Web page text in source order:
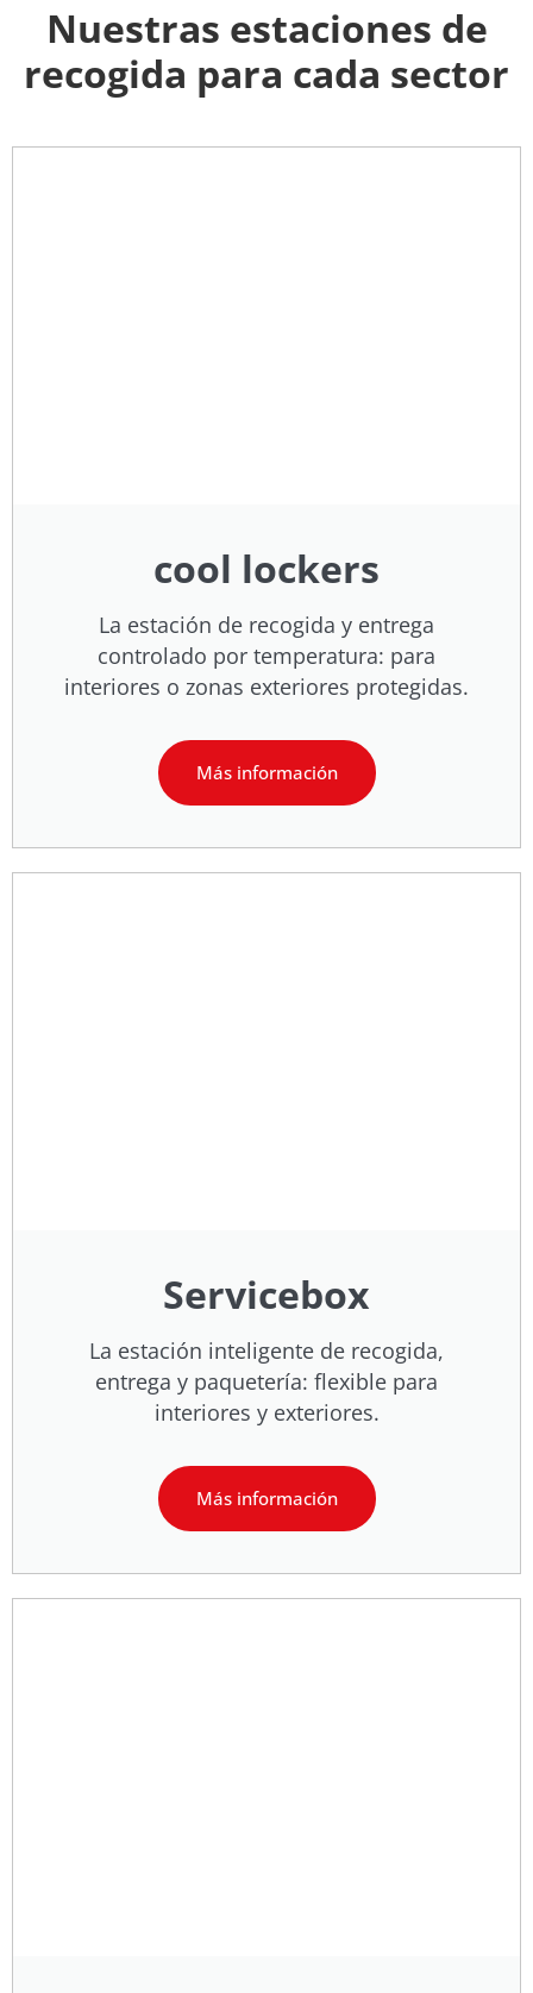
Nuestras estaciones de
recogida para cada sector
cool lockers
La estación de recogida y entrega
controlado por temperatura: para
interiores o zonas exteriores protegidas.
Más información
Servicebox
La estación inteligente de recogida,
entrega y paquetería: flexible para
interiores y exteriores.
Más información